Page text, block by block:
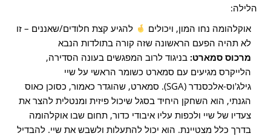
הלילה:
אוקלהומה נחו המון, ויכולים
להגיע קצת חלודים/שאננים – זו
לא תהיה הפעם הראשונה שזה קורה בתולדות הנבא
מרכוס סמארט: בניגוד לרוב המפגשים בעונה הסדירה,
הלייקרס מגיעים עם סמארט כשומר הראשי על שיי
גילג'וס-אלכסנדר (SGA). סמארט, שהוגדר כאמור, כסוכן כאוס
הגנתי, הוא השחקן היחיד בסגל שיכול פיזית ומנטלית להצר את
צעדיו של שיי ולכפות עליו איבודי כדור, תחום שבו אוקלהומה
בדרך כלל מצטיינת. הוא יכול להתעלות ולשבש את שיי. להבדיל